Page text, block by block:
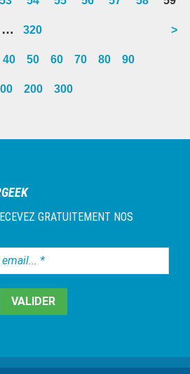
pagepage
page
Interim
omitted
…
Go
page
320 >
40 50 60 70 80 90
200 300
GRATUITEMENT NOS